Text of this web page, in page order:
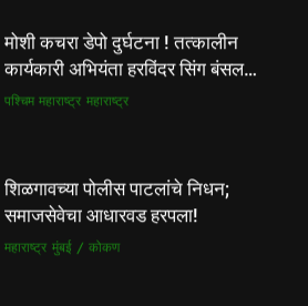
पश्चिम महाराष्ट्र महाराष्ट्र
महाराष्ट्र मुंबई / कोकण